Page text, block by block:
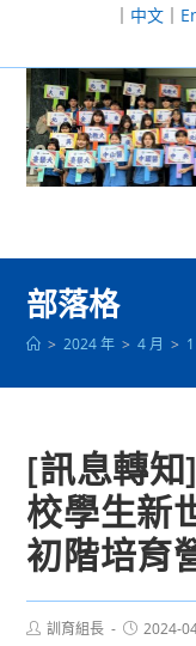
至
｜ 中文｜
部落格
> 2024 年 > 4 月 >
[訊息轉
校學生新
初階培育
Post訓育組長
Post2024-